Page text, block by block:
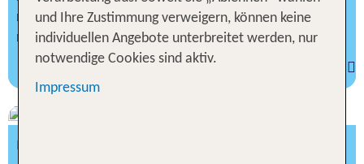
edle Materialien wie Holzparkett & Marmor
WLAN im gesamten Hotel inkl.
UMGEBUNG & LAGE
und Ihre Zustimmung verweigern, können keine
individuellen Angebote unterbreitet werden, nur
notwendige Cookies sind aktiv.
Impressum